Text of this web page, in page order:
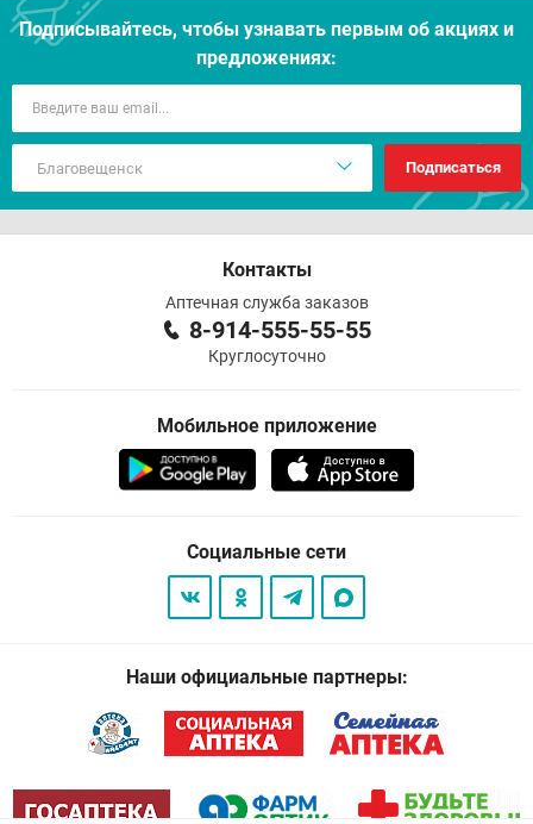
Подписывайтесь, чтобы узнавать первым об акцияx и
предложениях:
Подписаться
Контакты
Аптечная служба заказов
8-914-555-55-55
Круглосуточно
Мобильное приложение
Социальные сети
Наши официальные партнеры: